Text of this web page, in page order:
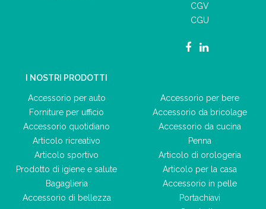
CGV
CGU
I NOSTRI PRODOTTI
Accessorio per auto
Forniture per ufficio
Accessorio quotidiano
Articolo ricreativo
Articolo sportivo
Prodotto di igiene e salute
Bagaglieria
Accessorio di bellezza
Accessorio per bere
Accessorio da bricolage
Accessorio da cucina
Penna
Articolo di orologeria
Articolo per la casa
Accessorio in pelle
Portachiavi